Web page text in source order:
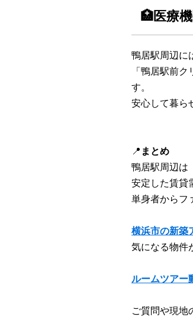
🏥医療
鴨居駅周辺に
「鴨居駅前
す。
安心して暮ら
📍 まとめ
鴨居駅周辺は
安定した賃貸
単身者からフ
横浜市の新築
気になる物件
ルームツアー
ご質問や現地